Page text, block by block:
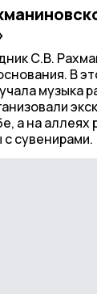
С.В.
В
музыка
а на аллеях
сувенирами.